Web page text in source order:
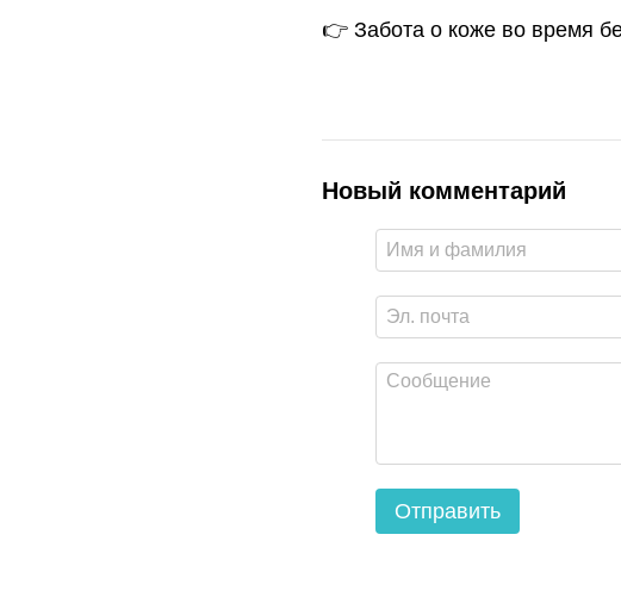
👉 Забота о коже во время
Новый комментарий
Отправить